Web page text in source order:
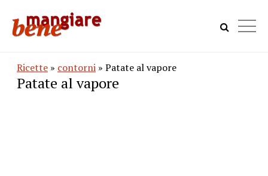
Ricette » contorni » Patate al vapore
Patate al vapore